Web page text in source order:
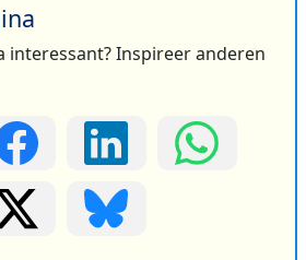
interessant? Inspireer anderen